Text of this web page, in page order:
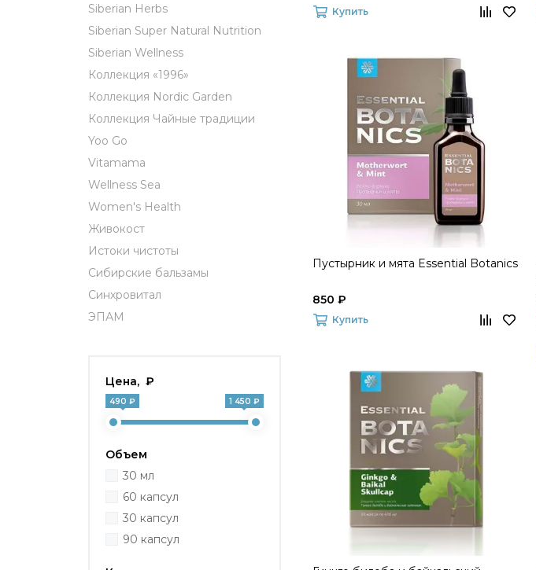
Siberian Herbs
Siberian Super Natural Nutrition
Siberian Wellness
Коллекция «1996»
Коллекция Nordic Garden
Коллекция Чайные традиции
Yoo Go
Vitamama
Wellness Sea
Women's Health
Живокост
Истоки чистоты
Сибирские бальзамы
Синхровитал
ЭПАМ
Цена, ₽
490 ₽ 1 450 ₽
Объем
30 мл
60 капсул
30 капсул
90 капсул
Купить
Пустырник и мята Essential Botanics
850 ₽
Купить